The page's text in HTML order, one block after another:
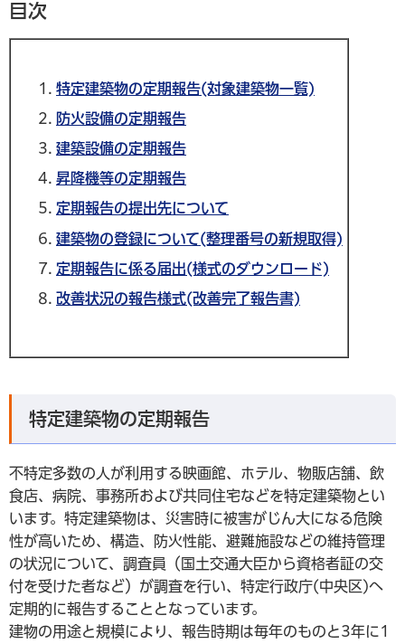
目次
特定建築物の定期報告(対象建築物一覧)
防火設備の定期報告
建築設備の定期報告
昇降機等の定期報告
定期報告の提出先について
建築物の登録について(整理番号の新規取得)
定期報告に係る届出(様式のダウンロード)
改善状況の報告様式(改善完了報告書)
特定建築物の定期報告
不特定多数の人が利用する映画館、ホテル、物販店舗、飲
食店、病院、事務所および共同住宅などを特定建築物とい
います。特定建築物は、災害時に被害がじん大になる危険
性が高いため、構造、防火性能、避難施設などの維持管理
の状況について、調査員（国土交通大臣から資格者証の交
付を受けた者など）が調査を行い、特定行政庁(中央区)へ
定期的に報告することとなっています。
建物の用途と規模により、報告時期は毎年のものと3年に1